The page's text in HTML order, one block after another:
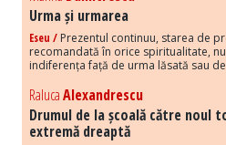
Urma și urmarea
Eseu / Prezentul continuu, starea de
recomandată în orice spiritualitate,
indiferența față de urma lăsată sau
RalucaAlexandrescu
Drumul de la școală către noul
extremă dreaptă